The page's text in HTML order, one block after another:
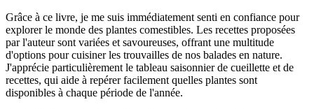
Grâce à ce livre, je me suis immédiatement senti en confiance pour
explorer le monde des plantes comestibles. Les recettes proposées
par l'auteur sont variées et savoureuses, offrant une multitude
d'options pour cuisiner les trouvailles de nos balades en nature.
J'apprécie particulièrement le tableau saisonnier de cueillette et de
recettes, qui aide à repérer facilement quelles plantes sont
disponibles à chaque période de l'année.